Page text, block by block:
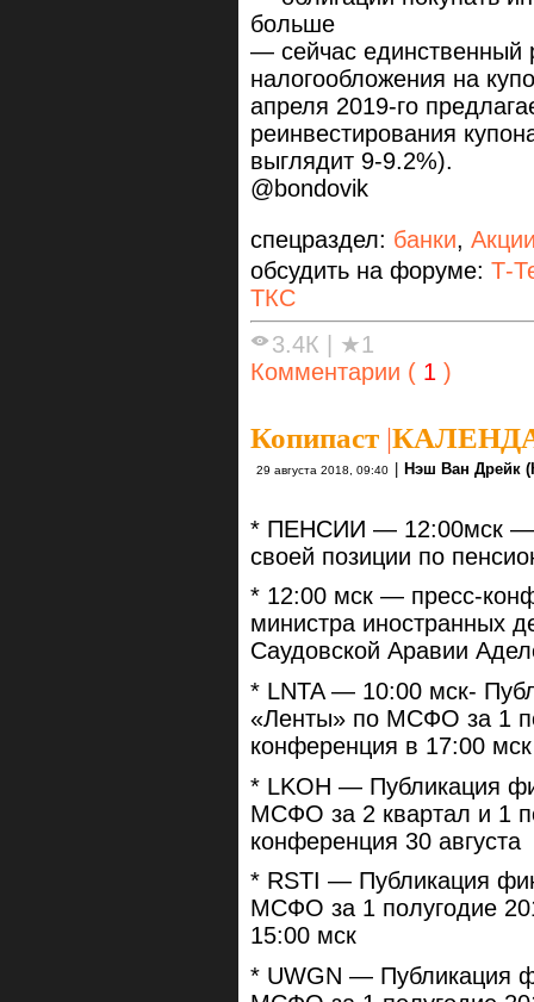
больше
— сейчас единственный
налогообложения на
апреля 2019-го
реинвестирования
выглядит 9-9.2%).
@bondovik
спецраздел: банки,
обсудить на форуме: Т-
ТКС
3.4К
★1
Комментарии ( 1 )
Копипаст |
29 августа 2018, 09:40 Нэш Ван Дрейк
* ПЕНСИИ — 12:00мск —
своей позиции по
* 12:00 мск — пресс-
министра иностранных
Саудовской Аравии
* LNTA — 10:00 мск-
«Ленты» по МСФО за 1
конференция в 17:00 мск
* LKOH — Публикация
МСФО за 2 квартал и 1
конференция 30 августа
* RSTI — Публикация
МСФО за 1 полугодие
15:00 мск
* UWGN — Публикация